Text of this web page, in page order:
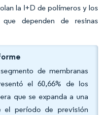
la I+D de polímeros y los
dependen de resinas
de membranas
el 60,66% de los
que se expanda a una
el período de previsión